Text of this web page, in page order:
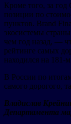
Кроме того, за год
позиции по
пунктов. Brand
экосистемы
чем год назад, —
рейтинге самых
находился на 181-
В России по
самого дорогого,
Владислав
Департамента